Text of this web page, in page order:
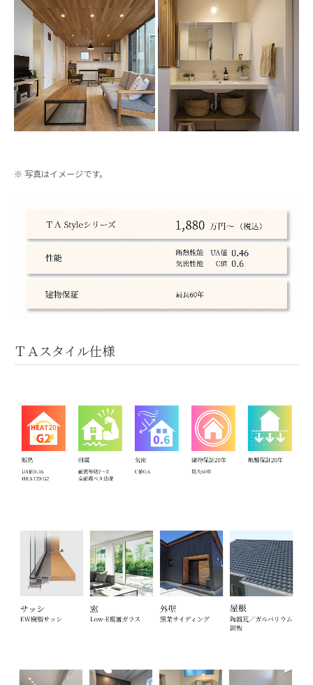
写真はイメージです。
ＴＡスタイル仕様